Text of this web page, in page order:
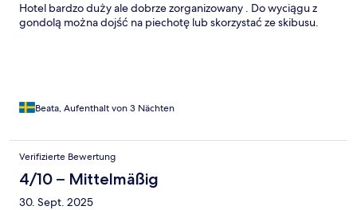
Hotel bardzo duży ale dobrze zorganizowany . Do wyciągu z
gondolą można dojść na piechotę lub skorzystać ze skibusu.
Beata, Aufenthalt von 3 Nächten
Verifizierte Bewertung
4/10 – Mittelmäßig
30. Sept. 2025